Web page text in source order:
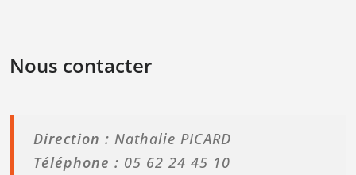
Nous contacter
Direction : Nathalie PICARD
Téléphone : 05 62 24 45 10